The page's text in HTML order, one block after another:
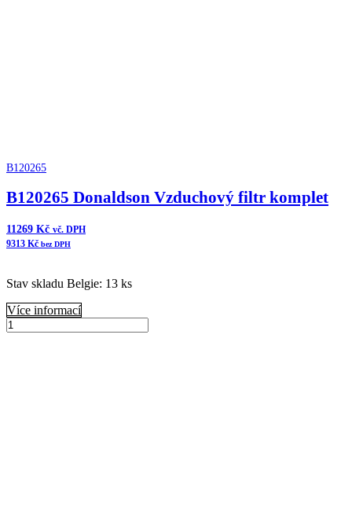
B120265
B120265 Donaldson Vzduchový filtr komplet
11269 Kč vč. DPH
9313 Kč bez DPH
Stav skladu Belgie: 13 ks
Více informací
B120265